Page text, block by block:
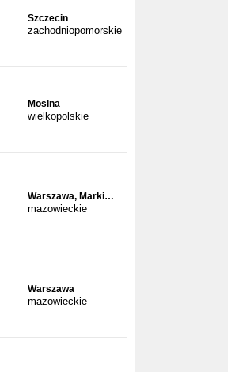
Szczecin
zachodniopomorskie
Mosina
wielkopolskie
Warszawa, Marki…
mazowieckie
Warszawa
mazowieckie